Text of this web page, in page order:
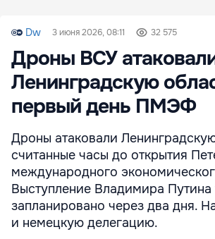
Dw 3 июня 2026, 08:11 32 575
Дроны ВСУ
Ленинградскую
первый день ПМЭФ
Дроны атаковали
считанные часы до открытия
международного
Выступление Владимира Путина
запланировано через два дня.
и немецкую делегацию.